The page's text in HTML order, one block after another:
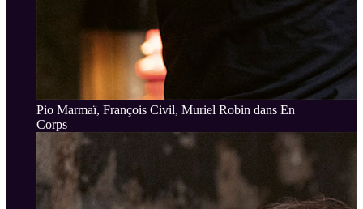
Pio Marmaï, François Civil, Muriel Robin dans En
Corps